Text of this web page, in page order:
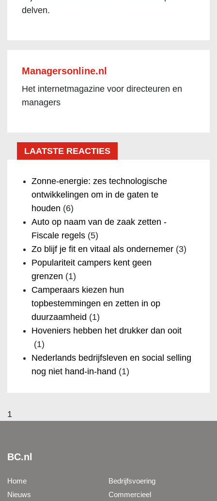
delven.
Managersonline.nl
Het internetmagazine voor directeuren en
managers
LAATSTE REACTIES
Zonne-energie: zes technologische
ontwikkelingen om in de gaten te
houden (6)
Auto op naam van de zaak zetten -
Fiscale regels (5)
Zo blijf je fit en vitaal als ondernemer (3)
Populariteit campers kent geen
grenzen (1)
Camperaars kiezen hun
topbestemmingen en zetten in op
duurzaamheid (1)
Hoveniers hebben het drukker dan ooit
(1)
Nederlands bedrijfsleven en social selling
nog niet hand-in-hand (1)
1
BC.nl
Home
Nieuws
Bedrijfsvoering
Commercieel